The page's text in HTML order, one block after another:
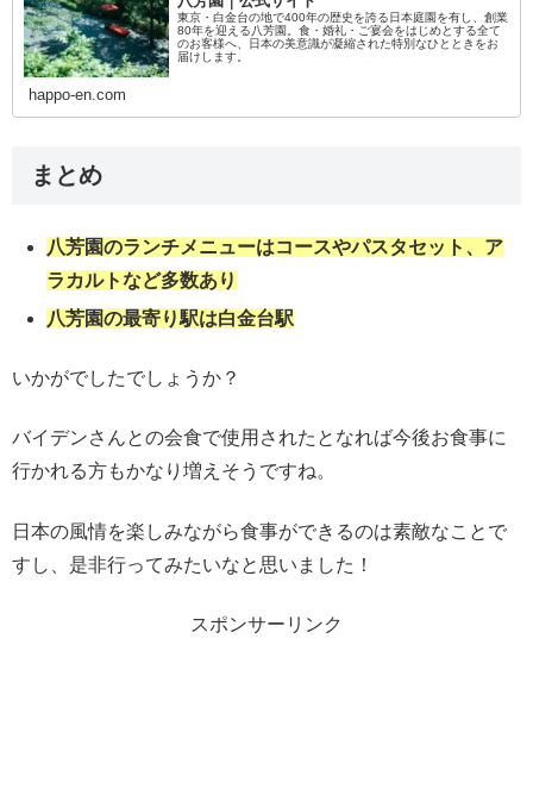
東京・白金台の地で400年の歴史を誇る日本庭園を有し、創業
80年を迎える八芳園。食・婚礼・ご宴会をはじめとする全て
のお客様へ、日本の美意識が凝縮された特別なひとときをお
届けします。
happo-en.com
まとめ
八芳園のランチメニューはコースやパスタセット、ア
ラカルトなど多数あり
八芳園の最寄り駅は白金台駅
いかがでしたでしょうか？
バイデンさんとの会食で使用されたとなれば今後お食事に
行かれる方もかなり増えそうですね。
日本の風情を楽しみながら食事ができるのは素敵なことで
すし、是非行ってみたいなと思いました！
スポンサーリンク